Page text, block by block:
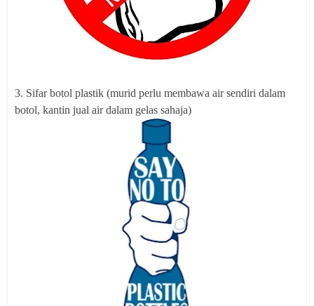
3. Sifar botol plastik (murid perlu membawa air sendiri dalam
botol, kantin jual air dalam gelas sahaja)